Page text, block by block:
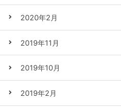
2020年2月
2019年11月
2019年10月
2019年2月